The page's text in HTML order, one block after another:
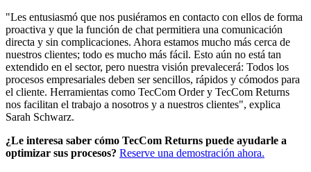
"Les entusiasmó que nos pusiéramos en contacto con ellos de forma
proactiva y que la función de chat permitiera una comunicación
directa y sin complicaciones. Ahora estamos mucho más cerca de
nuestros clientes; todo es mucho más fácil. Esto aún no está tan
extendido en el sector, pero nuestra visión prevalecerá: Todos los
procesos empresariales deben ser sencillos, rápidos y cómodos para
el cliente. Herramientas como TecCom Order y TecCom Returns
nos facilitan el trabajo a nosotros y a nuestros clientes", explica
Sarah Schwarz.
¿Le interesa saber cómo TecCom Returns puede ayudarle a
optimizar sus procesos? Reserve una demostración ahora.